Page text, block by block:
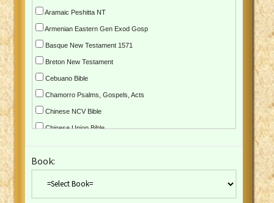
Aramaic Peshitta NT
Armenian Eastern Gen Exod Gosp
Basque New Testament 1571
Breton New Testament
Cebuano Bible
Chamorro Psalms, Gospels, Acts
Chinese NCV Bible
Chinese Union Bible
Czech Kralicka Bible
Book: